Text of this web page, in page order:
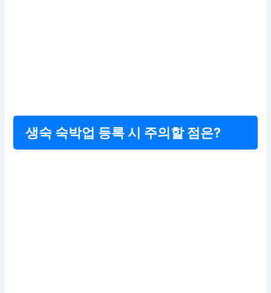
생숙 숙박업 등록 시 주의할 점은?